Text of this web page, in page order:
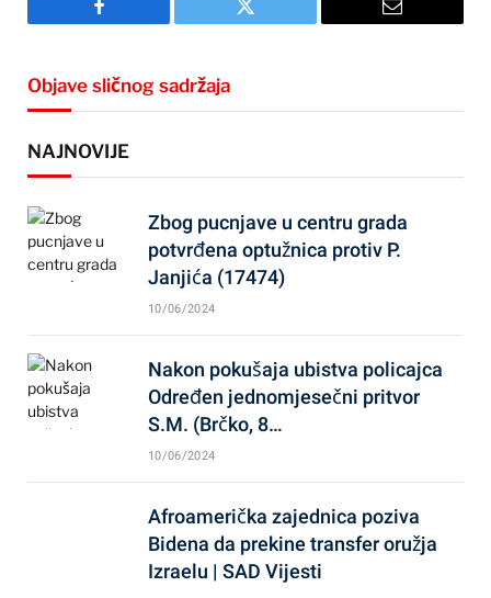
Facebook Twitter Email
Objave sličnog sadržaja
NAJNOVIJE
Zbog pucnjave u centru grada
potvrđena optužnica protiv P.
Janjića (17474)
10/06/2024
Nakon pokušaja ubistva policajca
Određen jednomjesečni pritvor
S.M. (Brčko, 8…
10/06/2024
Afroamerička zajednica poziva
Bidena da prekine transfer oružja
Izraelu | SAD Vijesti